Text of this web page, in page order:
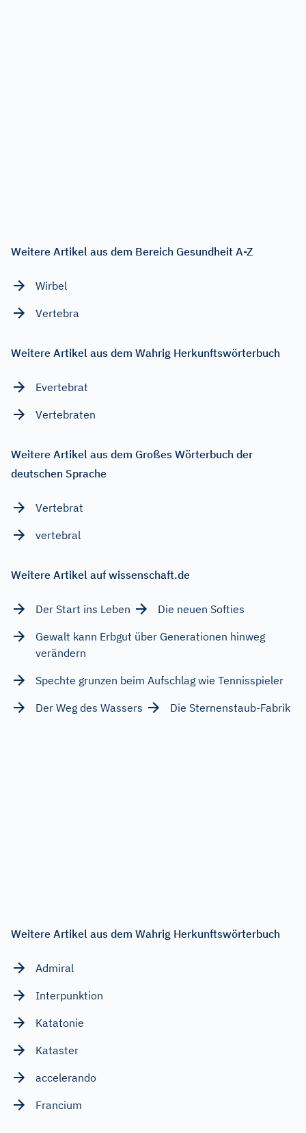
Weitere Artikel aus dem Bereich Gesundheit A-Z
Wirbel
Vertebra
Weitere Artikel aus dem Wahrig Herkunftswörterbuch
Evertebrat
Vertebraten
Weitere Artikel aus dem Großes Wörterbuch der
deutschen Sprache
Vertebrat
vertebral
Weitere Artikel auf wissenschaft.de
Der Start ins Leben
Die neuen Softies
Gewalt kann Erbgut über Generationen hinweg
verändern
Spechte grunzen beim Aufschlag wie Tennisspieler
Der Weg des Wassers
Die Sternenstaub-Fabrik
Weitere Artikel aus dem Wahrig Herkunftswörterbuch
Admiral
Interpunktion
Katatonie
Kataster
accelerando
Francium